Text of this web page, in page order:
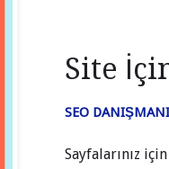
Site
SEO DANIŞMANI
Sayfalarınız